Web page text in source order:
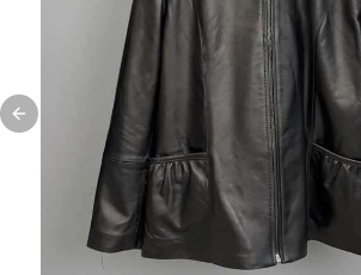
Previous slide